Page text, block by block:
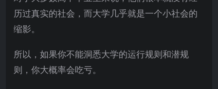
历过真实的社会，而大学几乎就是一个小社会的
缩影。
所以，如果你不能洞悉大学的运行规则和潜规
则，你大概率会吃亏。